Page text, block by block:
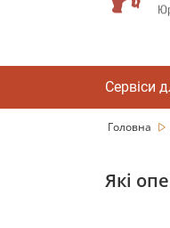
Сервіси
Головна
Які